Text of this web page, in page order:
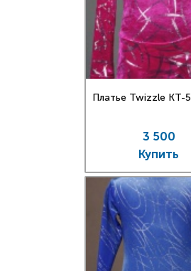
Платье Twizzle КT-5
3 500
Купить